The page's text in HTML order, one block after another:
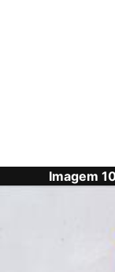
Imagem